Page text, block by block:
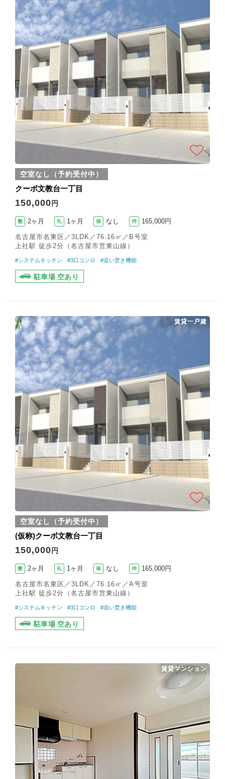
空室なし（予約受付中）
クーボ文教台一丁目
150,000 円
敷 2ヶ月 礼 1ヶ月 保 なし 仲 165,000円
名古屋市名東区／3LDK／76.16㎡／B号室
上社駅 徒歩2分（名古屋市営東山線）
#システムキッチン #3口コンロ #追い焚き機能
駐車場 空あり
空室なし（予約受付中）
(仮称)クーボ文教台一丁目
150,000 円
敷 2ヶ月 礼 1ヶ月 保 なし 仲 165,000円
名古屋市名東区／3LDK／76.16㎡／A号室
上社駅 徒歩2分（名古屋市営東山線）
賃貸一戸建
#システムキッチン #3口コンロ #追い焚き機能
駐車場 空あり
賃貸マンション